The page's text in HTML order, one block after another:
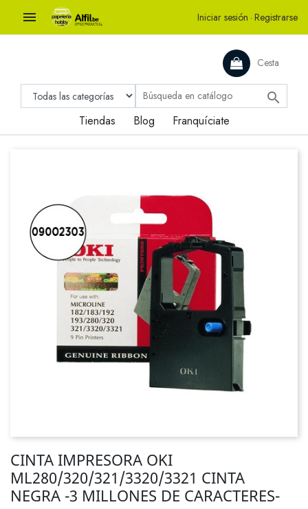
 Iniciar sesión · Registrarse
Cesta

Tiendas Blog Franquíciate
CINTA IMPRESORA OKI
ML280/320/321/3320/3321 CINTA
NEGRA -3 MILLONES DE CARACTERES-